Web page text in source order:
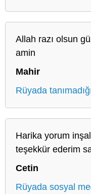
Allah razı olsun
amin
Mahir
Rüyada
Harika yorum
teşekkür ederim
Cetin
Rüyada sosyal